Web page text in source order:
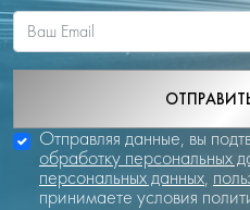
Отправляя данные, вы
обработку персональных
персональных данных,
принимаете условия